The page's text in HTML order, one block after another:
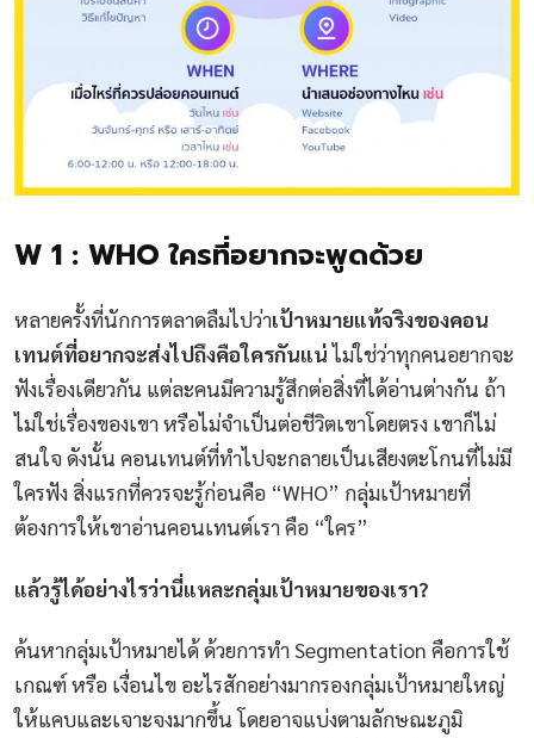
W 1 : WHO ใครที่อยากจะพูดด้วย
หลายครั้งที่นักการตลาดลืมไปว่าเป้าหมายแท้จริงของคอน
เทนต์ที่อยากจะส่งไปถึงคือใครกันแน่ไม่ใช่ว่าทุกคนอยากจะ
ฟังเรื่องเดียวกัน แต่ละคนมีความรู้สึกต่อสิ่งที่ได้อ่านต่างกัน ถ้า
ไม่ใช่เรื่องของเขา หรือไม่จำเป็นต่อชีวิตเขาโดยตรง เขาก็ไม่
สนใจ ดังนั้น คอนเทนต์ที่ทำไปจะกลายเป็นเสียงตะโกนที่ไม่มี
ใครฟัง สิ่งแรกที่ควรจะรู้ก่อนคือ “WHO” กลุ่มเป้าหมายที่
ต้องการให้เขาอ่านคอนเทนต์เรา คือ “ใคร”
แล้วรู้ได้อย่างไรว่านี่แหละกลุ่มเป้าหมายของเรา?
ค้นหากลุ่มเป้าหมายได้ ด้วยการทำ Segmentation คือการใช้
เกณฑ์ หรือ เงื่อนไข อะไรสักอย่างมากรองกลุ่มเป้าหมายใหญ่
ให้แคบและเจาะจงมากขึ้น โดยอาจแบ่งตามลักษณะภูมิ